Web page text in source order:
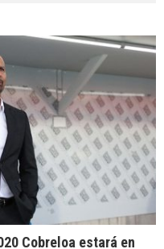
Cobreloa estará en